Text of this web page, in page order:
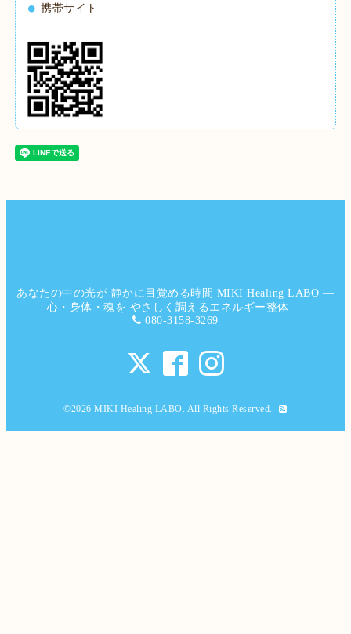
携帯サイト
あなたの中の光が 静かに目覚める時間 MIKI Healing LABO ―
心・身体・魂を やさしく調えるエネルギー整体 ―
080-3158-3269
©2026MIKI Healing LABO. All Rights Reserved.